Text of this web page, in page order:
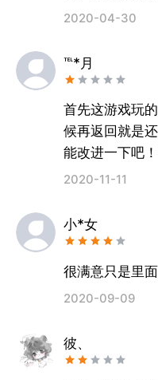
2020-04-30
℡*月
首先这游戏玩
候再返回就是
能改进一下吧
2020-11-11
小*女
很满意只是里
2020-09-09
彼、